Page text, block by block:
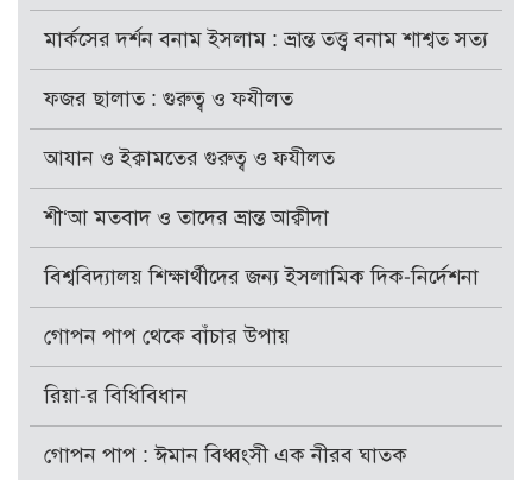
মার্কসের দর্শন বনাম ইসলাম : ভ্রান্ত তত্ত্ব বনাম শাশ্বত সত্য
ফজর ছালাত : গুরুত্ব ও ফযীলত
আযান ও ইক্বামতের গুরুত্ব ও ফযীলত
শী‘আ মতবাদ ও তাদের ভ্রান্ত আক্বীদা
বিশ্ববিদ্যালয় শিক্ষার্থীদের জন্য ইসলামিক দিক-নির্দেশনা
গোপন পাপ থেকে বাঁচার উপায়
রিয়া-র বিধিবিধান
গোপন পাপ : ঈমান বিধ্বংসী এক নীরব ঘাতক